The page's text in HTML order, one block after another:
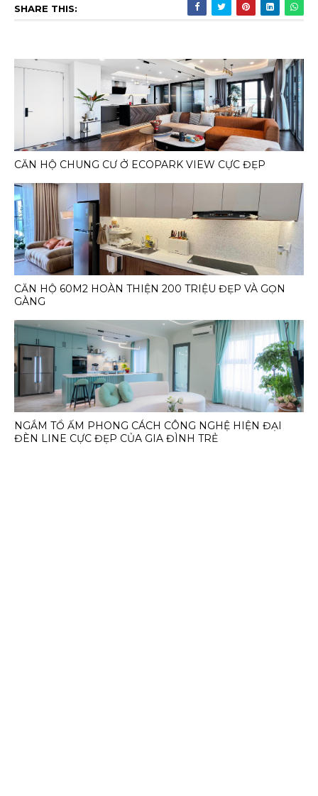
SHARE THIS:
CĂN HỘ CHUNG CƯ Ở ECOPARK VIEW CỰC ĐẸP
CĂN HỘ 60M2 HOÀN THIỆN 200 TRIỆU ĐẸP VÀ GỌN
GÀNG
NGẮM TỔ ẤM PHONG CÁCH CÔNG NGHỆ HIỆN ĐẠI
ĐÈN LINE CỰC ĐẸP CỦA GIA ĐÌNH TRẺ